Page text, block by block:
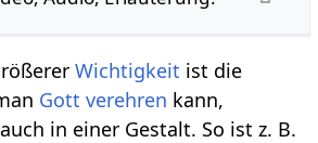
Wichtigkeit ist die
Gott verehren kann,
in einer Gestalt. So ist z. B.